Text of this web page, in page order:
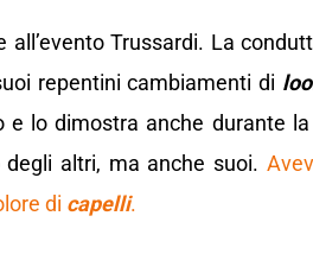
all’evento Trussardi. La
repentini cambiamenti di
lo dimostra anche durante
altri, ma anche suoi.
di capelli.